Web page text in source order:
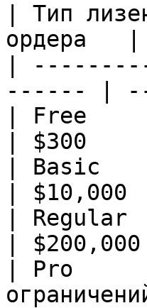
| Тип
ордера   |
|
------ |
| Free
| $300
| Basic
|
|
|
| Pro